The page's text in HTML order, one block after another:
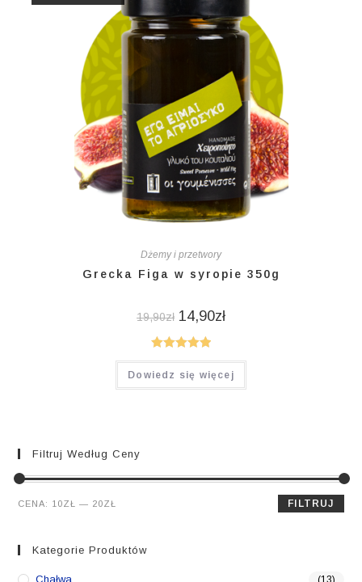
Dżemy i przetwory
Grecka Figa w syropie 350g
19,90zł 14,90zł
Oceniono
5.00 na 5
Dowiedz się więcej
Filtruj Według Ceny
Cena
Cena
FILTRUJ
CENA: 10ZŁ — 20ZŁ
Kategorie Produktów
Chałwa (13)